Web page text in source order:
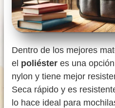
Dentro de los mejores
el poliéster es una
nylon y tiene mejor
Seca rápido y es
lo hace ideal para